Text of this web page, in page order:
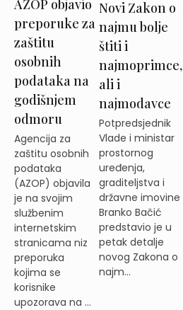
AZOP objavio
preporuke za
zaštitu
osobnih
podataka na
godišnjem
odmoru
Agencija za
zaštitu osobnih
podataka
(AZOP) objavila
je na svojim
službenim
internetskim
stranicama niz
preporuka
kojima se
korisnike
upozorava na ...
Novi Zakon o
najmu bolje
štiti i
najmoprimce,
ali i
najmodavce
Potpredsjednik
Vlade i ministar
prostornog
uređenja,
graditeljstva i
državne imovine
Branko Bačić
predstavio je u
petak detalje
novog Zakona o
najm...